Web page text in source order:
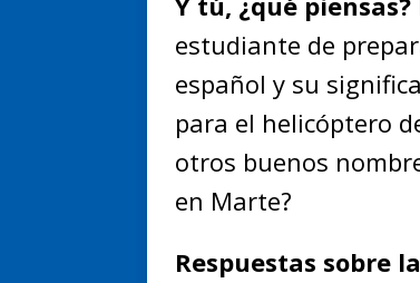
estudiante de
español y su
para el helicóptero
otros buenos
en Marte?
Respuestas sobre